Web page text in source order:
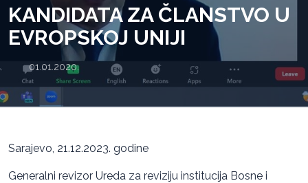
KANDIDATA ZA ČLANSTVO U
EVROPSKOJ UNIJI
01.01.2020.
Sarajevo, 21.12.2023. godine
Generalni revizor Ureda za reviziju institucija Bosne i